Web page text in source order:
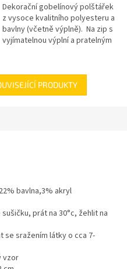
Dekorační gobelínový polštářek
z vysoce kvalitního polyesteru a
bavlny (včetně výplně). Na zip s
vyjímatelnou výplní a pratelným
PRODUKTY
bavlna,3% akryl
prát na 30°c, žehlit na
látky o cca 7-